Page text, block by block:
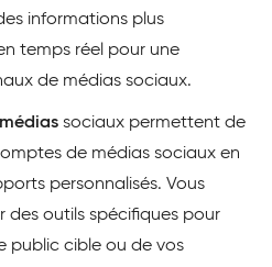
informations plus
temps réel pour une
de médias sociaux.
sociaux permettent de
de médias sociaux en
personnalisés. Vous
des outils spécifiques pour
public cible ou de vos